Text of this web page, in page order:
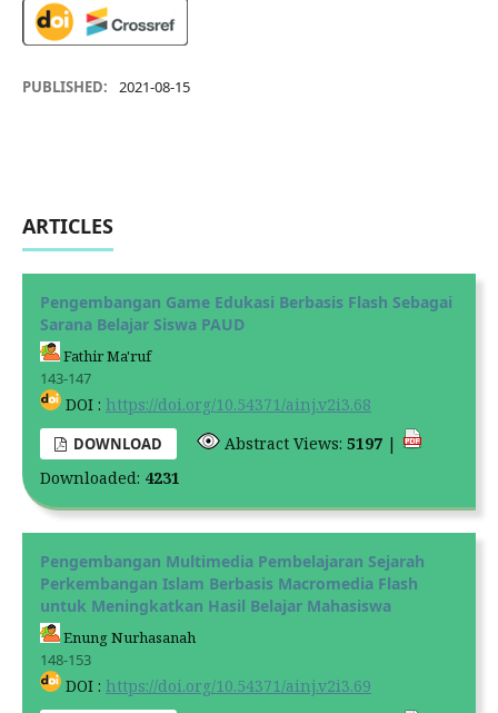
PUBLISHED: 2021-08-15
ARTICLES
Pengembangan Game Edukasi Berbasis Flash Sebagai
Sarana Belajar Siswa PAUD
Fathir Ma'ruf
143-147
DOI : https://doi.org/10.54371/ainj.v2i3.68
DOWNLOAD Abstract Views:5197 |
Downloaded: 4231
Pengembangan Multimedia Pembelajaran Sejarah
Perkembangan Islam Berbasis Macromedia Flash
untuk Meningkatkan Hasil Belajar Mahasiswa
Enung Nurhasanah
148-153
DOI : https://doi.org/10.54371/ainj.v2i3.69